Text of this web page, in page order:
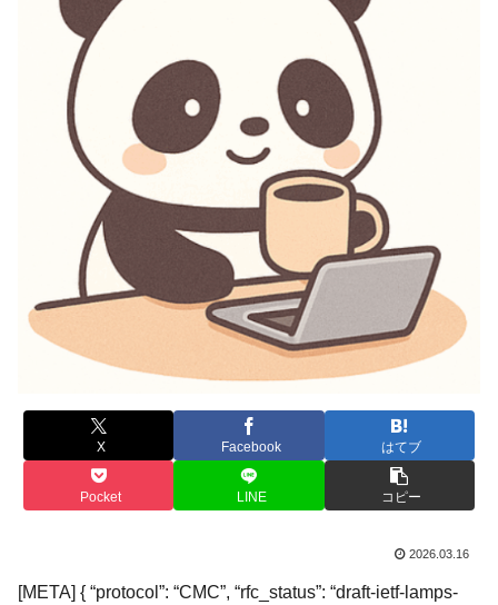
X Facebook はてブ
Pocket LINE コピー
2026.03.16
[META] { “protocol”: “CMC”, “rfc_status”: “draft-ietf-lamps-